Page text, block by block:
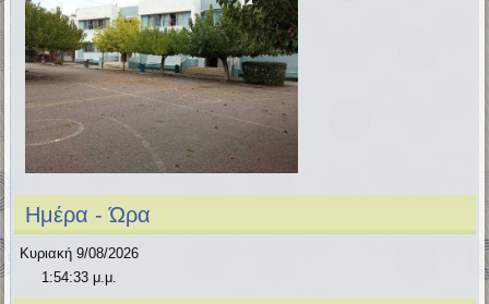
Ημέρα - Ώρα
Κυριακή 9/08/2026
1:54:33 μ.μ.